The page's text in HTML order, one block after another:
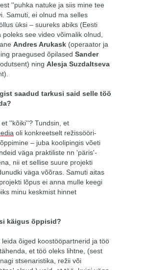
''puhka natuke ja siis mine tee
Samuti, ei olnud ma selles
üksi – suureks abiks (Eesti
poleks see video võimalik olnud,
Andres Arukask (operaator ja
praegused õpilased Sander
ning Alesja Suzdaltseva
saadud tarkusi said selle töö
''kõiki''? Tundsin, et
oli konkreetselt režissööri-
– juba koolipingis võeti
väga praktiliste nn 'päris'-
nii et sellise suure projekti
väga võõras. Samuti aitas
lõpus ei anna mulle keegi
minu keskmist hinnet
käigus õppisid?
õiged koostööpartnerid ja töö
et töö oleks lihtne, (sest
stsenaristika, režii või